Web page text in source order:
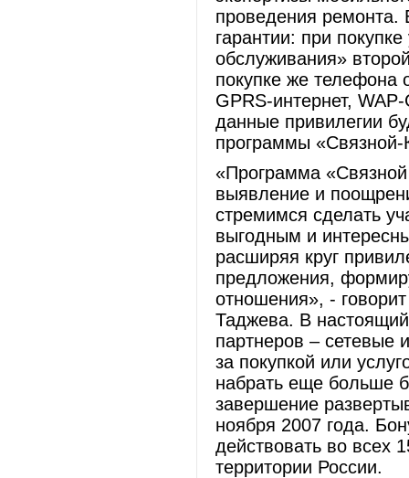
проведения ремонта.
гарантии: при
обслуживания»
покупке же телефона
GPRS-интернет,
данные привилегии
программы «Связной-
«Программа
выявление и
стремимся сделать
выгодным и
расширяя круг
предложения,
отношения», -
Таджева. В
партнеров – сетевые
за покупкой или
набрать еще больше
завершение
ноября 2007 года.
действовать во всех
территории России.